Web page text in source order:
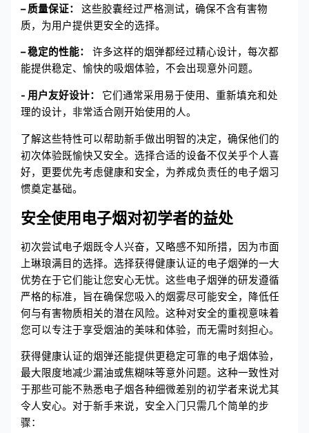
– 质量保证：这些胶囊经过严格测试，确保不含有害物
质，为用户提供更安全的选择。
– 稳定的性能：
许多这样的烟弹都经过精心设计，每次都
能提供稳定、愉快的吸烟体验，不会出现意外问题。
- 用户友好设计： 它们通常采用易于使用、重新填充和处
理的设计，非常适合刚开始使用的人。
了解这些特性可以帮助新手做出明智的决定，确保他们的
初次体验既愉快又安全。选择合适的设备不仅关乎个人喜
好，更要优先考虑健康和安全，为养成负责任的电子烟习
惯奠定基础。
安全使用电子烟对初学者的益处
初次尝试电子烟既令人兴奋，又略感不知所措，因为市面
上琳琅满目的选择。选择获得健康认证的电子烟弹的一大
优势在于它们能让您安心无忧。这些电子烟弹的研发遵循
严格的标准，旨在确保您吸入的烟雾尽可能安全，降低任
何与有害物质相关的潜在风险。这种对安全的重视意味着
您可以专注于享受烟油的美味和体验，而无需时刻担心。
获得健康认证的烟弹还能提供更稳定可靠的电子烟体验，
最大限度地减少漏油或焦糊味等意外问题。这种一致性对
于那些可能不熟悉电子烟各种细微差别的初学者来说尤其
令人安心。对于新手来说，安全入门只需几个简单的步
骤：